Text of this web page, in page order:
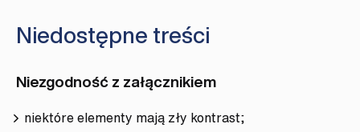
Niedostępne treści
Niezgodność z załącznikiem
niektóre elementy mają zły kontrast;